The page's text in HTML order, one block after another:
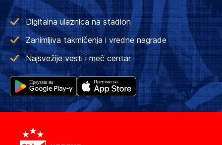
Digitalna ulaznica na stadion
Zanimljiva takmičenja i vredne nagrade
Najsvežije vesti i meč centar